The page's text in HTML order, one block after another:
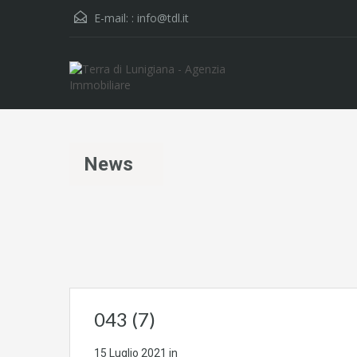
E-mail: : info@tdl.it
News
043 (7)
15 Luglio 2021 in